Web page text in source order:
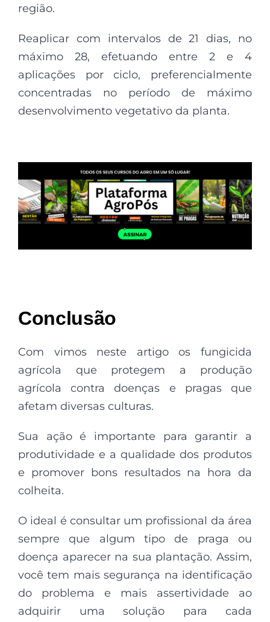
região.
Reaplicar com intervalos de 21 dias, no
máximo 28, efetuando entre 2 e 4
aplicações por ciclo, preferencialmente
concentradas no período de máximo
desenvolvimento vegetativo da planta.
Conclusão
Com vimos neste artigo os fungicida
agrícola que protegem a produção
agrícola contra doenças e pragas que
afetam diversas culturas.
Sua ação é importante para garantir a
produtividade e a qualidade dos produtos
e promover bons resultados na hora da
colheita.
O ideal é consultar um profissional da área
sempre que algum tipo de praga ou
doença aparecer na sua plantação. Assim,
você tem mais segurança na identificação
do problema e mais assertividade ao
adquirir uma solução para cada